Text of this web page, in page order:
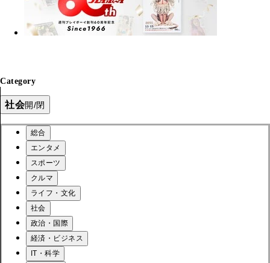
Category
社会開/閉
総合
エンタメ
スポーツ
クルマ
ライフ・文化
社会
政治・国際
経済・ビジネス
IT・科学